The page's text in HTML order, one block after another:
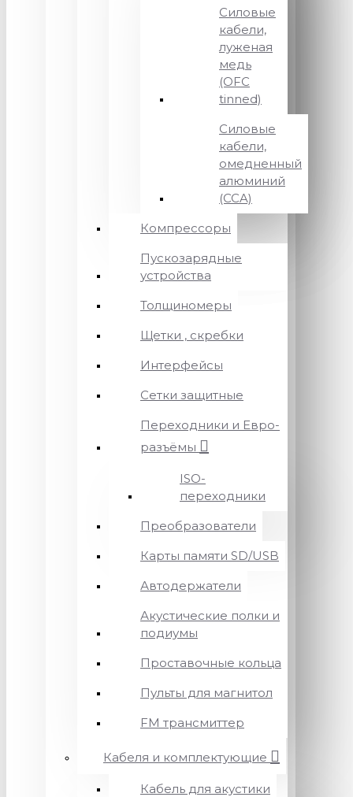
Силовые
кабели,
луженая
медь
(OFC
tinned)
Силовые
кабели,
омедненный
алюминий
(CCA)
Компрессоры
Пускозарядные
устройства
Толщиномеры
Щетки , скребки
Интерфейсы
Сетки защитные
Переходники и Евро-
разъёмы
ISO-
переходники
Преобразователи
Карты памяти SD/USB
Автодержатели
Акустические полки и
подиумы
Проставочные кольца
Пульты для магнитол
FM трансмиттер
Кабеля и комплектующие
Кабель для акустики